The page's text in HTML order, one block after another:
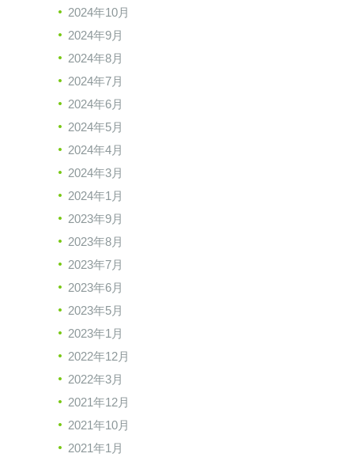
2024年10月
2024年9月
2024年8月
2024年7月
2024年6月
2024年5月
2024年4月
2024年3月
2024年1月
2023年9月
2023年8月
2023年7月
2023年6月
2023年5月
2023年1月
2022年12月
2022年3月
2021年12月
2021年10月
2021年1月